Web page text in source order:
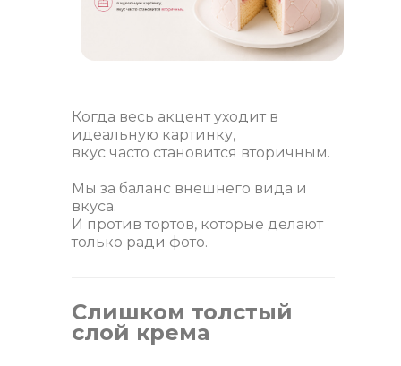
Когда весь акцент уходит в
идеальную картинку,
вкус часто становится вторичным.
Мы за баланс внешнего вида и
вкуса.
И против тортов, которые делают
только ради фото.
Слишком толстый
слой крема